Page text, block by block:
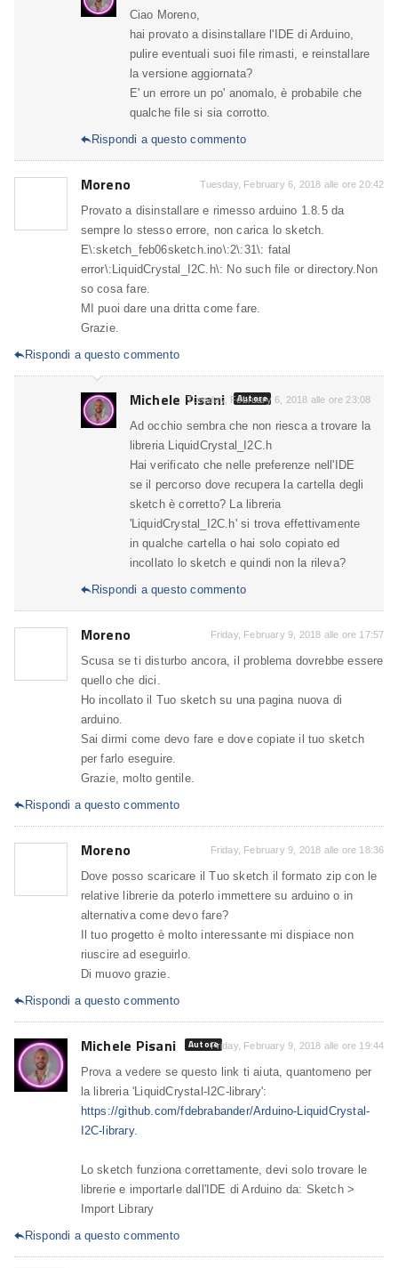
Ciao Moreno,
hai provato a disinstallare l'IDE di Arduino,
pulire eventuali suoi file rimasti, e reinstallare
la versione aggiornata?
E' un errore un po' anomalo, è probabile che
qualche file si sia corrotto.
Rispondi a questo commento
Moreno Tuesday, February 6, 2018 alle ore 20:42
Provato a disinstallare e rimesso arduino 1.8.5 da
sempre lo stesso errore, non carica lo sketch.
E\:sketch_feb06sketch.ino\:2\:31\: fatal
error\:LiquidCrystal_I2C.h\: No such file or directory.Non
so cosa fare.
MI puoi dare una dritta come fare.
Grazie.
Rispondi a questo commento
Michele Pisani Autore
Tuesday, February 6, 2018 alle ore 23:08
Ad occhio sembra che non riesca a trovare la
libreria LiquidCrystal_I2C.h
Hai verificato che nelle preferenze nell'IDE
se il percorso dove recupera la cartella degli
sketch è corretto? La libreria
'LiquidCrystal_I2C.h' si trova effettivamente
in qualche cartella o hai solo copiato ed
incollato lo sketch e quindi non la rileva?
Rispondi a questo commento
Moreno Friday, February 9, 2018 alle ore 17:57
Scusa se ti disturbo ancora, il problema dovrebbe essere
quello che dici.
Ho incollato il Tuo sketch su una pagina nuova di
arduino.
Sai dirmi come devo fare e dove copiate il tuo sketch
per farlo eseguire.
Grazie, molto gentile.
Rispondi a questo commento
Moreno Friday, February 9, 2018 alle ore 18:36
Dove posso scaricare il Tuo sketch il formato zip con le
relative librerie da poterlo immettere su arduino o in
alternativa come devo fare?
Il tuo progetto è molto interessante mi dispiace non
riuscire ad eseguirlo.
Di muovo grazie.
Rispondi a questo commento
Michele Pisani AutoreFriday, February 9, 2018 alle ore 19:44
Prova a vedere se questo link ti aiuta, quantomeno per
la libreria 'LiquidCrystal-I2C-library':
https://github.com/fdebrabander/Arduino-LiquidCrystal-
I2C-library.
Lo sketch funziona correttamente, devi solo trovare le
librerie e importarle dall'IDE di Arduino da: Sketch >
Import Library
Rispondi a questo commento